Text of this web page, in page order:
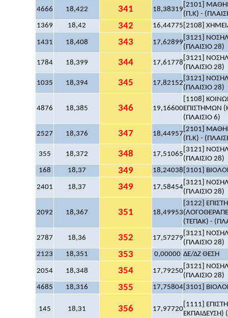
4666 18,422 341 18,38319
[2101]
(Π.Κ) -
1369
18,42 342 16,44775 [2108]
1431 18,408 343 17,62899
[3121]
(ΠΛΑΙΣΙΟ 28)
1784 18,399 344 17,61778
[3121]
(ΠΛΑΙΣΙΟ 28)
1035 18,394 345 17,82152
[3121]
(ΠΛΑΙΣΙΟ 28)
4876 18,385 346 19,16600
[1108]
ΕΠΙΣΤΗΜΩΝ
(ΠΛΑΙΣΙΟ 6)
2527 18,376 347 18,44957
[2101]
(Π.Κ) -
355 18,372 348 17,51065
[3121]
(ΠΛΑΙΣΙΟ 28)
168
18,37 349 18,24038 [3101]
2401 18,37 349 17,58454
[3121]
(ΠΛΑΙΣΙΟ 28)
2092 18,367 351 18,49953
[3122]
(ΤΕΠΑΚ) -
2787 18,36 352 17,57279
[3121]
(ΠΛΑΙΣΙΟ 28)
2123
18,351 353 0,00000 ΔΕ/ΔΖ ΘΕΣΗ
2054 18,348 354 17,79250
[3121]
(ΠΛΑΙΣΙΟ 28)
4685
18,316 355 17,75804 [3101]
145 18,31 356 17,97720
[1111]
ΕΚΠΑΙΔΕΥΣΗ)